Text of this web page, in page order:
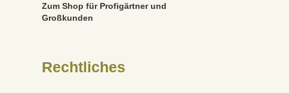
Zum Shop für Profigärtner und
Großkunden
Rechtliches